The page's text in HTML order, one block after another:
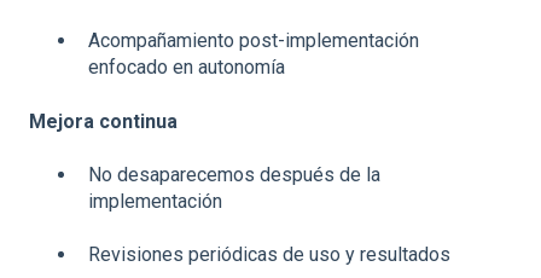
Acompañamiento post-implementación
enfocado en autonomía
Mejora continua
No desaparecemos después de la
implementación
Revisiones periódicas de uso y resultados